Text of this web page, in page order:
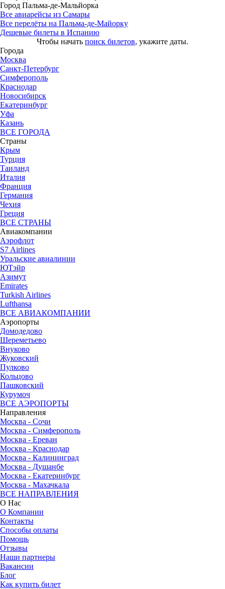
Город Пальма-де-Мальйорка
Все авиарейсы из Самары
Все перелёты на Пальма-де-Майорку
Дешевые билеты в Испанию
Чтобы начать поиск билетов, укажите даты.
Города
Москва
Санкт-Петербург
Симферополь
Краснодар
Новосибирск
Екатеринбург
Уфа
Казань
ВСЕ ГОРОДА
Страны
Крым
Турция
Таиланд
Италия
Франция
Германия
Чехия
Греция
ВСЕ СТРАНЫ
Авиакомпании
Аэрофлот
S7 Airlines
Уральские авиалинии
ЮТэйр
Азимут
Emirates
Turkish Airlines
Lufthansa
ВСЕ АВИАКОМПАНИИ
Аэропорты
Домодедово
Шереметьево
Внуково
Жуковский
Пулково
Кольцово
Пашковский
Курумоч
ВСЕ АЭРОПОРТЫ
Направления
Москва - Сочи
Москва - Симферополь
Москва - Ереван
Москва - Краснодар
Москва - Калининград
Москва - Душанбе
Москва - Екатеринбург
Москва - Махачкала
ВСЕ НАПРАВЛЕНИЯ
О Нас
О Компании
Контакты
Способы оплаты
Помощь
Отзывы
Наши партнеры
Вакансии
Блог
Как купить билет